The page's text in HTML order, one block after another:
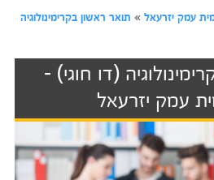
עמק יזרעאל» תואר ראשון בקרימינולוגיה
(דו חוגי) -
עמק יזרעאל